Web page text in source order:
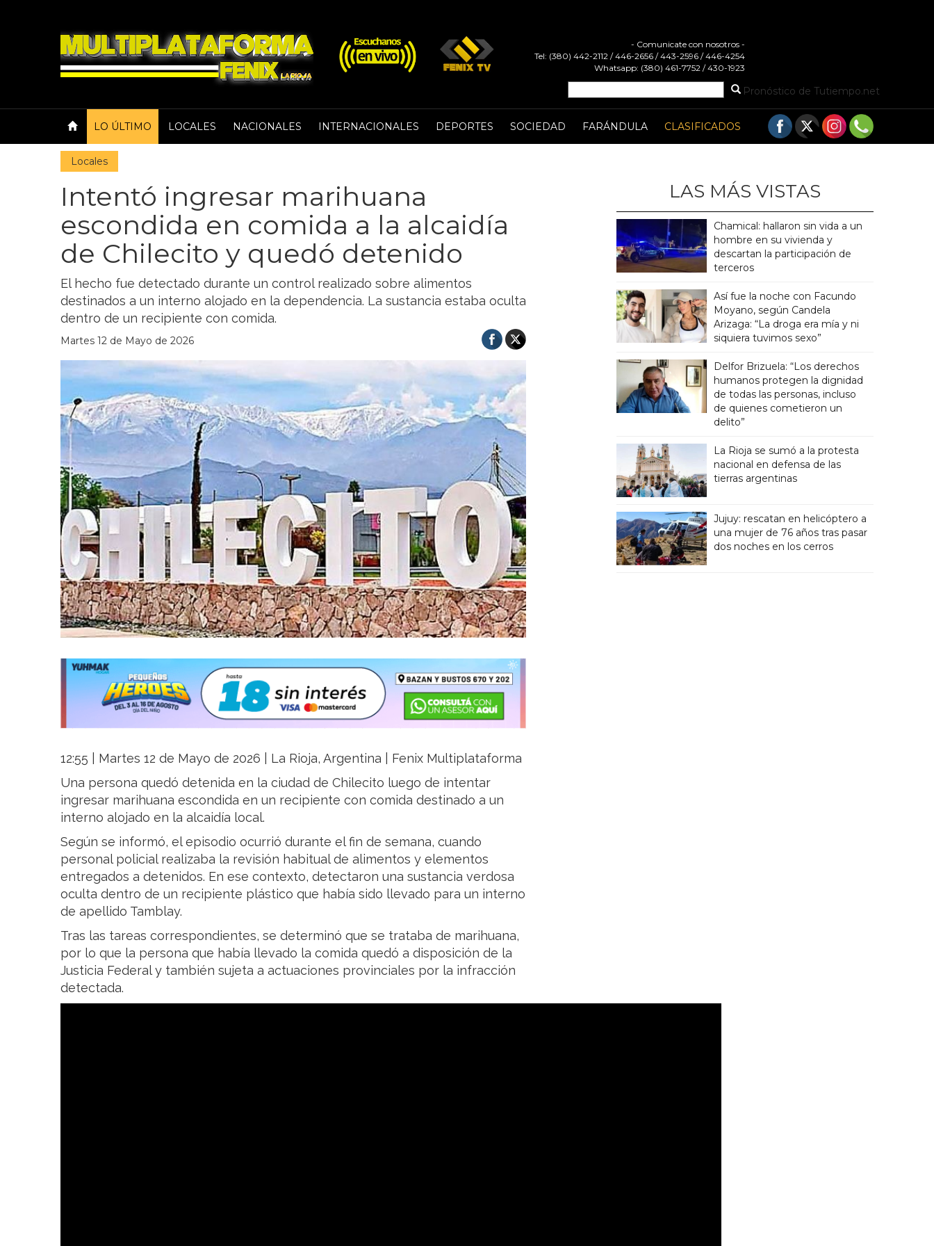
- Comunicate con nosotros -
Tel: (380) 442-2112 / 446-2656 / 443-2596 / 446-4254
Whatsapp: (380) 461-7752 / 430-1923
Pronóstico de Tutiempo.net
LO ÚLTIMO LOCALES NACIONALES INTERNACIONALES DEPORTES SOCIEDAD FARÁNDULA CLASIFICADOS
Locales
Intentó ingresar marihuana
escondida en comida a la alcaidía
de Chilecito y quedó detenido
El hecho fue detectado durante un control realizado sobre alimentos
destinados a un interno alojado en la dependencia. La sustancia estaba oculta
dentro de un recipiente con comida.
Martes 12 de Mayo de 2026
12:55 | Martes 12 de Mayo de 2026 | La Rioja, Argentina | Fenix Multiplataforma
Una persona quedó detenida en la ciudad de Chilecito luego de intentar
ingresar marihuana escondida en un recipiente con comida destinado a un
interno alojado en la alcaidía local.
Según se informó, el episodio ocurrió durante el fin de semana, cuando
personal policial realizaba la revisión habitual de alimentos y elementos
entregados a detenidos. En ese contexto, detectaron una sustancia verdosa
oculta dentro de un recipiente plástico que había sido llevado para un interno
de apellido Tamblay.
Tras las tareas correspondientes, se determinó que se trataba de marihuana,
por lo que la persona que había llevado la comida quedó a disposición de la
Justicia Federal y también sujeta a actuaciones provinciales por la infracción
detectada.
LAS MÁS VISTAS
Chamical: hallaron sin vida a un
hombre en su vivienda y
descartan la participación de
terceros
Así fue la noche con Facundo
Moyano, según Candela
Arizaga: “La droga era mía y ni
siquiera tuvimos sexo”
Delfor Brizuela: “Los derechos
humanos protegen la dignidad
de todas las personas, incluso
de quienes cometieron un
delito”
La Rioja se sumó a la protesta
nacional en defensa de las
tierras argentinas
Jujuy: rescatan en helicóptero a
una mujer de 76 años tras pasar
dos noches en los cerros